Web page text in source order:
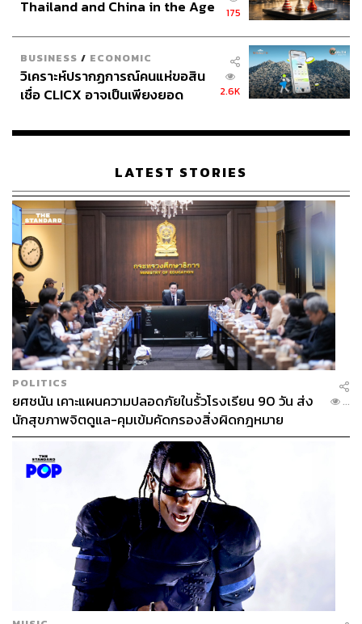
Thailand and China in the Age
175
BUSINESS / ECONOMIC
วิเคราะห์ปรากฏการณ์คนแห่ขอสิน
เชื่อ CLICX อาจเป็นเพียงยอด
เรือนไทยที่ถูกซุกไว้
2.6K
LATEST STORIES
POLITICS
ยศชนัน เคาะแผนความปลอดภัยในรั้วโรงเรียน 90 วัน ส่ง
นักสุขภาพจิตดูแล-คุมเข้มคัดกรองสิ่งผิดกฎหมาย
...